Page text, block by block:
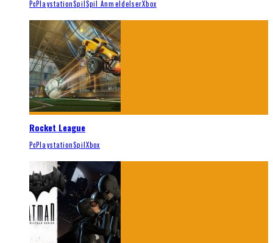
PcPlaystationSpilSpil AnmeldelserXbox
Rocket League
PcPlaystationSpilXbox